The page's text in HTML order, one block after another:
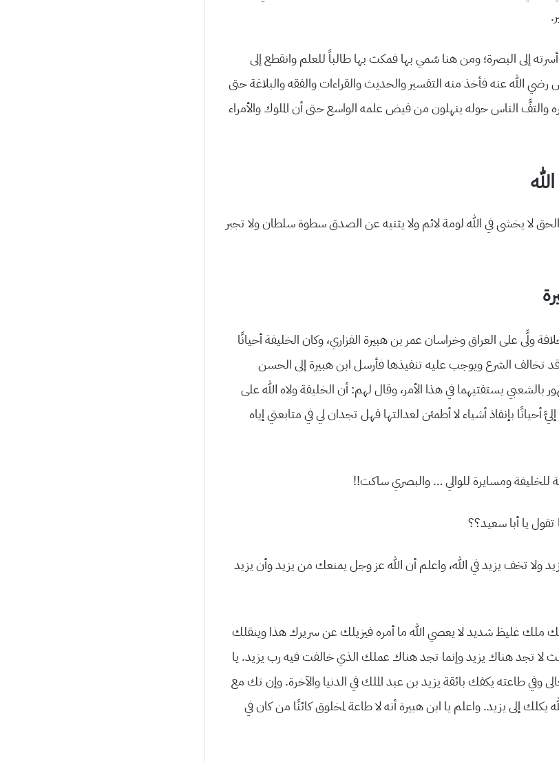
إلى البصرة؛ ومن هنا سُمي بها فمكث بها طالباً للعلم وانقطع إلى
رضي الله عنه فأخذ منه التفسير والحديث والقراءات والفقه والبلاغة حتى
والتفَّ الناس حوله ينهلون من فيض علمه الواسع حتى أن الملوك والأمراء
لا يخشى في الله لومة لائم ولا يثنيه عن الصدق سطوة سلطان ولا تجبر
ولَّى على العراق وخراسان عمر بن هبيرة الفزاري، وكان الخليفة أحيانًا
قد تخالف الشرع ويوجب عليه تنفيذها فأرسل ابن هبيرة إلى الحسن
بالشعبي يستفتيهما في هذا الأمر، وقال لهم: أن الخليفة ولاه الله على
أحيانًا بإنفاذ أشياء لا أطمئن لعدالتها فهل تجدان لي في متابعتي إياه
للخليفة ومسايرة للوالي … والبصري ساكت!!
يا أبا سعيد؟؟
ولا تخف يزيد في الله، واعلم أن الله عز وجل يمنعك من يزيد وأن يزيد
بك ملك غليظ شديد لا يعصي الله ما أمره فيزيلك عن سريرك هذا وينقلك
تجد هناك يزيد وإنما تجد هناك عملك الذي خالفت فيه رب يزيد. يا
وفي طاعته يكفك بائقة يزيد بن عبد الملك في الدنيا والآخرة. وإن تك مع
يكلك إلى يزيد. واعلم يا ابن هبيرة أنه لا طاعة لمخلوق كائنًا من كان في